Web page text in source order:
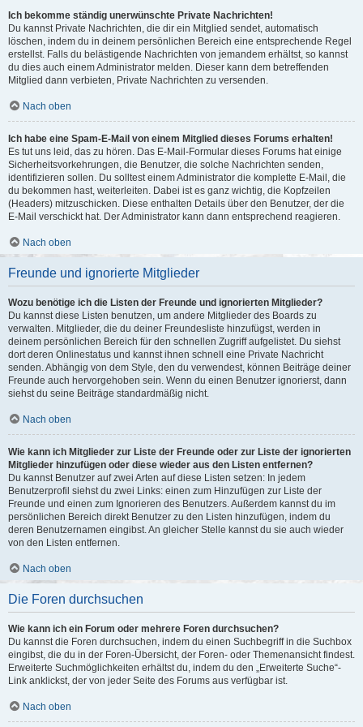
Ich bekomme ständig unerwünschte Private Nachrichten!
Du kannst Private Nachrichten, die dir ein Mitglied sendet, automatisch
löschen, indem du in deinem persönlichen Bereich eine entsprechende Regel
erstellst. Falls du belästigende Nachrichten von jemandem erhältst, so kannst
du dies auch einem Administrator melden. Dieser kann dem betreffenden
Mitglied dann verbieten, Private Nachrichten zu versenden.
Nach oben
Ich habe eine Spam-E-Mail von einem Mitglied dieses Forums erhalten!
Es tut uns leid, das zu hören. Das E-Mail-Formular dieses Forums hat einige
Sicherheitsvorkehrungen, die Benutzer, die solche Nachrichten senden,
identifizieren sollen. Du solltest einem Administrator die komplette E-Mail, die
du bekommen hast, weiterleiten. Dabei ist es ganz wichtig, die Kopfzeilen
(Headers) mitzuschicken. Diese enthalten Details über den Benutzer, der die
E-Mail verschickt hat. Der Administrator kann dann entsprechend reagieren.
Nach oben
Freunde und ignorierte Mitglieder
Wozu benötige ich die Listen der Freunde und ignorierten Mitglieder?
Du kannst diese Listen benutzen, um andere Mitglieder des Boards zu
verwalten. Mitglieder, die du deiner Freundesliste hinzufügst, werden in
deinem persönlichen Bereich für den schnellen Zugriff aufgelistet. Du siehst
dort deren Onlinestatus und kannst ihnen schnell eine Private Nachricht
senden. Abhängig von dem Style, den du verwendest, können Beiträge deiner
Freunde auch hervorgehoben sein. Wenn du einen Benutzer ignorierst, dann
siehst du seine Beiträge standardmäßig nicht.
Nach oben
Wie kann ich Mitglieder zur Liste der Freunde oder zur Liste der ignorierten
Mitglieder hinzufügen oder diese wieder aus den Listen entfernen?
Du kannst Benutzer auf zwei Arten auf diese Listen setzen: In jedem
Benutzerprofil siehst du zwei Links: einen zum Hinzufügen zur Liste der
Freunde und einen zum Ignorieren des Benutzers. Außerdem kannst du im
persönlichen Bereich direkt Benutzer zu den Listen hinzufügen, indem du
deren Benutzernamen eingibst. An gleicher Stelle kannst du sie auch wieder
von den Listen entfernen.
Nach oben
Die Foren durchsuchen
Wie kann ich ein Forum oder mehrere Foren durchsuchen?
Du kannst die Foren durchsuchen, indem du einen Suchbegriff in die Suchbox
eingibst, die du in der Foren-Übersicht, der Foren- oder Themenansicht findest.
Erweiterte Suchmöglichkeiten erhältst du, indem du den „Erweiterte Suche“-
Link anklickst, der von jeder Seite des Forums aus verfügbar ist.
Nach oben